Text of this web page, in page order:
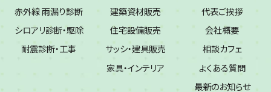
赤外線 雨漏り診断
シロアリ診断・駆除
耐震診断・工事
建築資材販売
住宅設備販売
サッシ・建具販売
家具・インテリア
代表ご挨拶
会社概要
相談カフェ
よくある質問
最新のお知らせ